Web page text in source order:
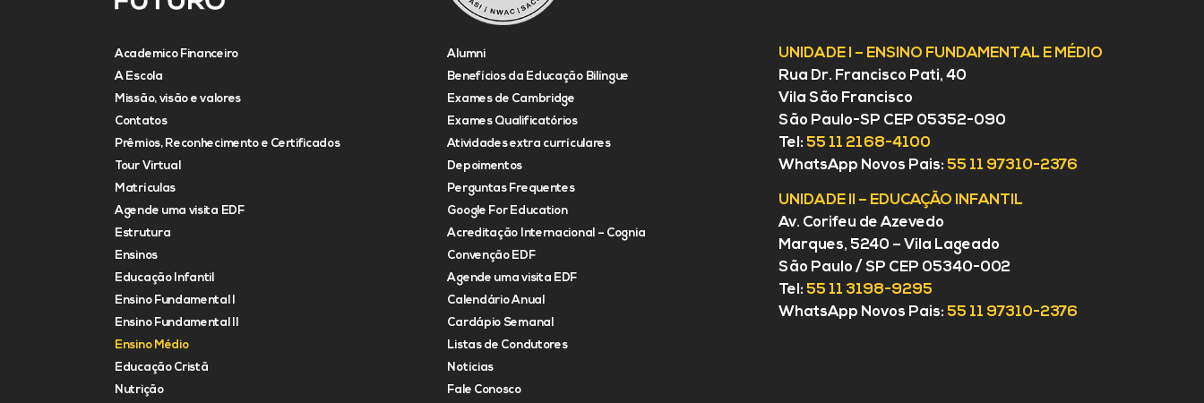
Academico Financeiro
A Escola
Missão, visão e valores
Contatos
Prêmios, Reconhecimento e Certificados
Tour Virtual
Matrículas
Agende uma visita EDF
Estrutura
Ensinos
Educação Infantil
Ensino Fundamental I
Ensino Fundamental II
Ensino Médio
Educação Cristã
Nutrição
Alumni
Benefícios da Educação Bilíngue
Exames de Cambridge
Exames Qualificatórios
Atividades extra currículares
Depoimentos
Perguntas Frequentes
Google For Education
Acreditação Internacional – Cognia
Convenção EDF
Agende uma visita EDF
Calendário Anual
Cardápio Semanal
Listas de Condutores
Notícias
Fale Conosco
UNIDADE I – ENSINO FUNDAMENTAL E MÉDIO
Rua Dr. Francisco Pati, 40
Vila São Francisco
São Paulo-SP CEP 05352-090
Tel: 55 11 2168-4100
WhatsApp Novos Pais: 55 11 97310-2376
UNIDADE II – EDUCAÇÃO INFANTIL
Av. Corifeu de Azevedo
Marques, 5240 – Vila Lageado
São Paulo / SP CEP 05340-002
Tel: 55 11 3198-9295
WhatsApp Novos Pais: 55 11 97310-2376